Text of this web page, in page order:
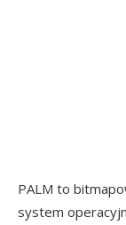
PALM to
system